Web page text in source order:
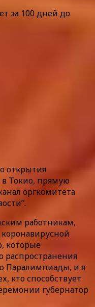
за 100 дней до
открытия
в Токио, прямую
оргкомитета
работникам,
которые
распространения
Паралимпиады, и я
кто способствует
губернатор